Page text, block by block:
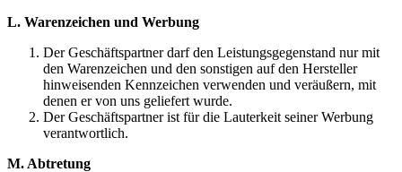
L. Warenzeichen und Werbung
Der Geschäftspartner darf den Leistungsgegenstand nur mit
den Warenzeichen und den sonstigen auf den Hersteller
hinweisenden Kennzeichen verwenden und veräußern, mit
denen er von uns geliefert wurde.
Der Geschäftspartner ist für die Lauterkeit seiner Werbung
verantwortlich.
M. Abtretung